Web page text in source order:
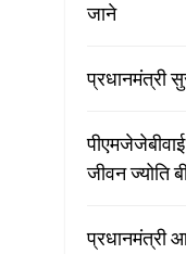
जाने
प्रधानमंत्री
जीवन ज्योति
प्रधानमंत्री